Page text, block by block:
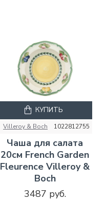
Villeroy & Boch 1022812755
Чаша для салата
20см French Garden
Fleurence Villeroy &
Boch
3487 руб.
КУПИТЬ